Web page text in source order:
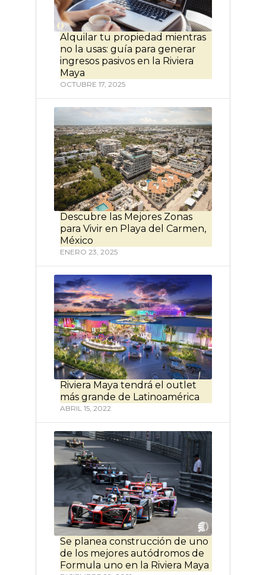
Alquilar tu propiedad mientras
no la usas: guía para generar
ingresos pasivos en la Riviera
Maya
OCTUBRE 17, 2025
Descubre las Mejores Zonas
para Vivir en Playa del Carmen,
México
ENERO 23, 2025
Riviera Maya tendrá el outlet
más grande de Latinoamérica
ABRIL 15, 2022
Se planea construcción de uno
de los mejores autódromos de
Formula uno en la Riviera Maya